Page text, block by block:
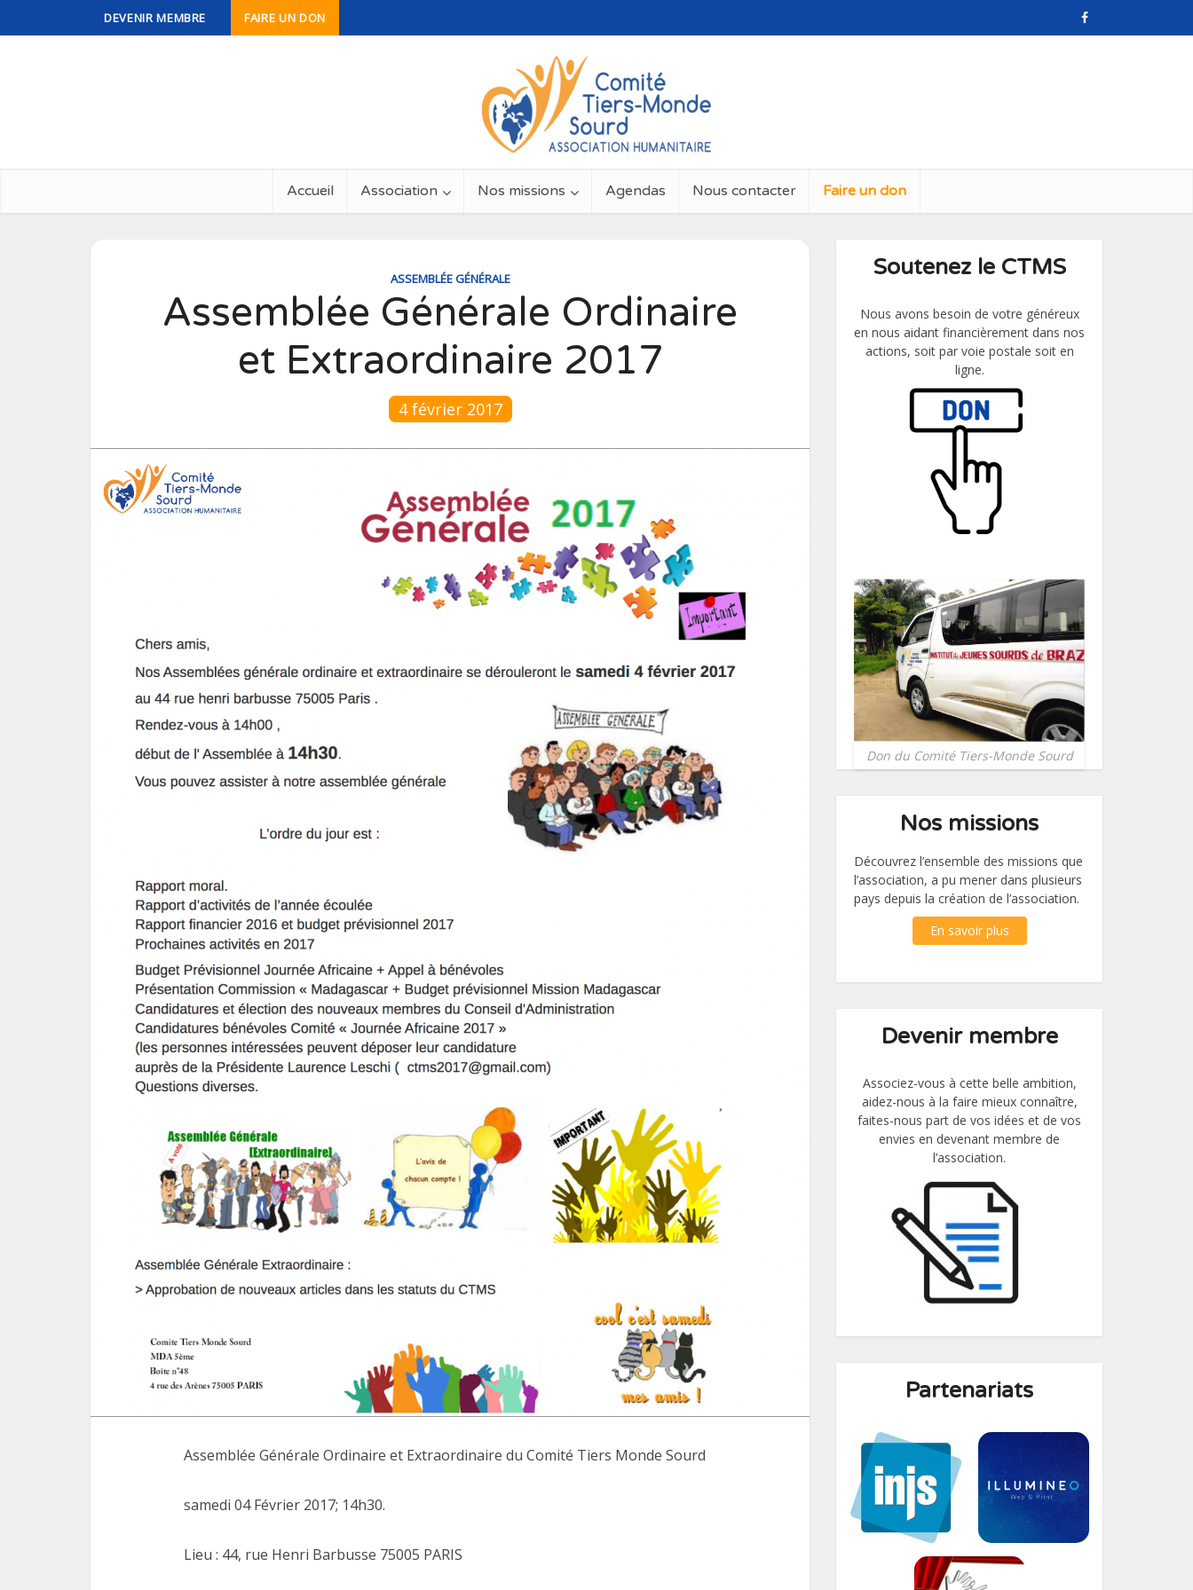
DEVENIR MEMBRE FAIRE UN DON
Accueil Association Nos missions Agendas Nous contacter Faire un don
ASSEMBLÉE GÉNÉRALE
Assemblée Générale Ordinaire
et Extraordinaire 2017
4 février 2017
Assemblée Générale Ordinaire et Extraordinaire du Comité Tiers Monde Sourd
samedi 04 Février 2017; 14h30.
Lieu : 44, rue Henri Barbusse 75005 PARIS
Soutenez le CTMS
Nous avons besoin de votre généreux
en nous aidant financièrement dans nos
actions, soit par voie postale soit en
ligne.
Don du Comité Tiers-Monde Sourd
Nos missions
Découvrez l’ensemble des missions que
l’association, a pu mener dans plusieurs
pays depuis la création de l’association.
En savoir plus
Devenir membre
Associez-vous à cette belle ambition,
aidez-nous à la faire mieux connaître,
faites-nous part de vos idées et de vos
envies en devenant membre de
l’association.
Partenariats